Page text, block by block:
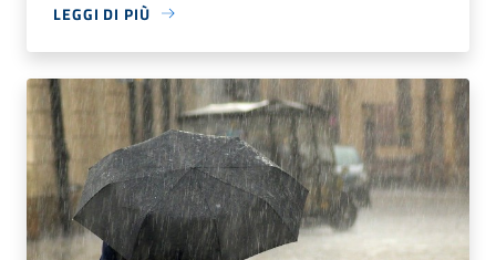
LEGGI DI PIÙ